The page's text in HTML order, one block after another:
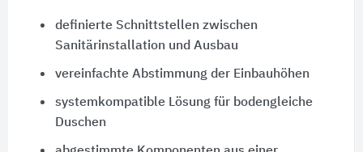
definierte Schnittstellen zwischen
Sanitärinstallation und Ausbau
vereinfachte Abstimmung der Einbauhöhen
systemkompatible Lösung für bodengleiche
Duschen